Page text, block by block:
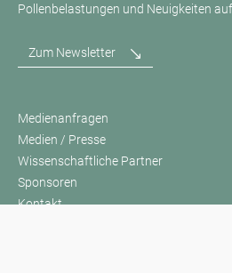
Pollenbelastungen und Neuigkeiten
Zum Newsletter
Medienanfragen
Medien / Presse
Wissenschaftliche Partner
Sponsoren
Kontakt